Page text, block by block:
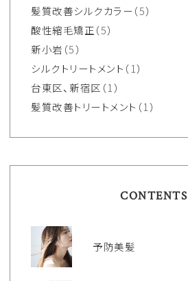
髪質改善シルクカラー （5）
酸性縮毛矯正（5）
新小岩 （5）
シルクトリートメント （1）
台東区、新宿区 （1）
髪質改善トリートメント （1）
CONTENTS
予防美髪